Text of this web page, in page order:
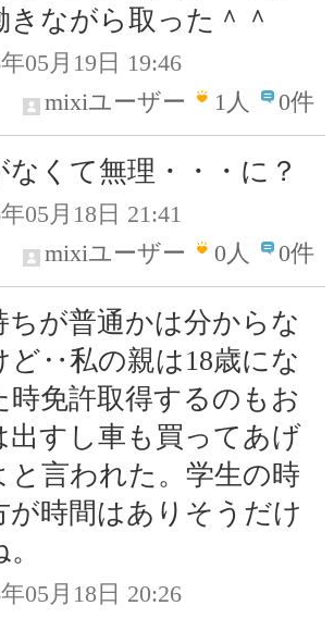
きながら取った＾＾
05月19日 19:46
mixiユーザー
1人 0件
なくて無理・・・に？
05月18日 21:41
mixiユーザー
0人 0件
ちが普通かは分からな
ど‥私の親は18歳にな
時免許取得するのもお
出すし車も買ってあげ
と言われた。学生の時
が時間はありそうだけ
05月18日 20:26